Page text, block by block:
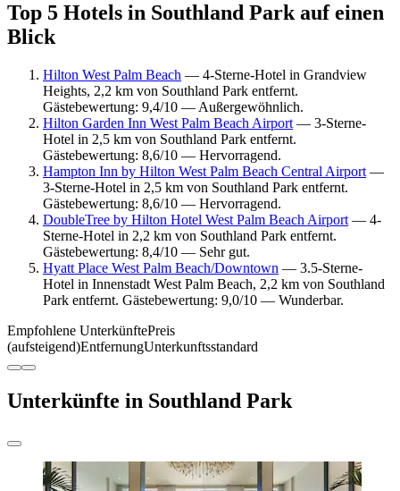
Top 5 Hotels in Southland Park auf einen
Blick
Hilton West Palm Beach — 4-Sterne-Hotel in Grandview
Heights, 2,2 km von Southland Park entfernt.
Gästebewertung: 9,4/10 — Außergewöhnlich.
Hilton Garden Inn West Palm Beach Airport — 3-Sterne-
Hotel in 2,5 km von Southland Park entfernt.
Gästebewertung: 8,6/10 — Hervorragend.
Hampton Inn by Hilton West Palm Beach Central Airport —
3-Sterne-Hotel in 2,5 km von Southland Park entfernt.
Gästebewertung: 8,6/10 — Hervorragend.
DoubleTree by Hilton Hotel West Palm Beach Airport — 4-
Sterne-Hotel in 2,2 km von Southland Park entfernt.
Gästebewertung: 8,4/10 — Sehr gut.
Hyatt Place West Palm Beach/Downtown — 3.5-Sterne-
Hotel in Innenstadt West Palm Beach, 2,2 km von Southland
Park entfernt. Gästebewertung: 9,0/10 — Wunderbar.
Empfohlene UnterkünftePreis
(aufsteigend)EntfernungUnterkunftsstandard
Unterkünfte in Southland Park